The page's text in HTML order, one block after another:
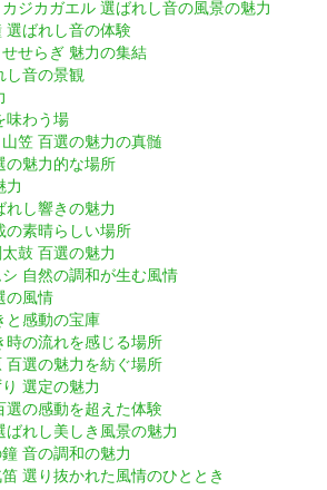
ジカガエル 選ばれし音の風景の魅力
選ばれし音の体験
せらぎ 魅力の集結
し音の景観
味わう場
笠 百選の魅力の真髄
の魅力的な場所
力
し響きの魅力
の素晴らしい場所
鼓 百選の魅力
自然の調和が生む風情
の風情
と感動の宝庫
時の流れを感じる場所
選の魅力を紡ぐ場所
選定の魅力
の感動を超えた体験
れし美しき風景の魅力
音の調和の魅力
選り抜かれた風情のひととき